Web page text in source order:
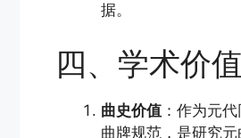
据。
四、学术价值
曲史价值 ：作为元
曲牌规范，是研究